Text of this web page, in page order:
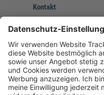
Kontakt
service@forum-verlag.com
Mo-Do 07:30 - 17:00 Uhr
Fr 07:30 - 15:00 Uhr